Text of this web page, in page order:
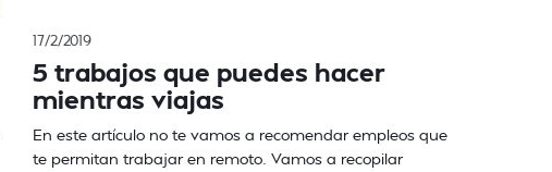
17/2/2019
5 trabajos que puedes hacer
mientras viajas
En este artículo no te vamos a recomendar empleos que
te permitan trabajar en remoto. Vamos a recopilar